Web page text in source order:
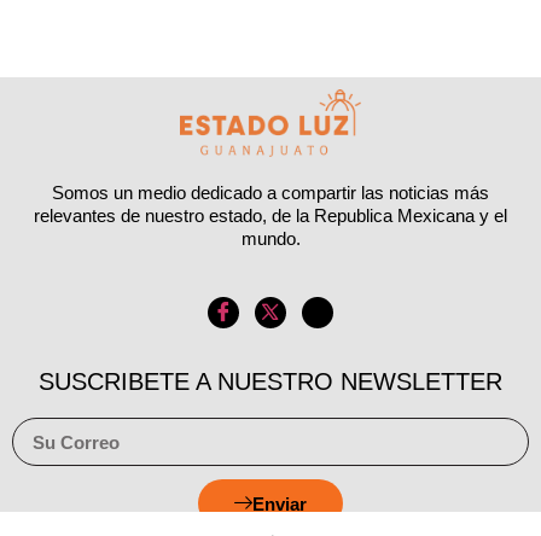
Somos un medio dedicado a compartir las noticias más
relevantes de nuestro estado, de la Republica Mexicana y el
mundo.
SUSCRIBETE A NUESTRO NEWSLETTER
Enviar